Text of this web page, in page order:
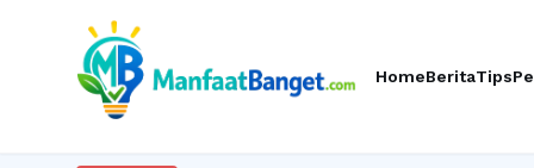
HomeBeritaTips